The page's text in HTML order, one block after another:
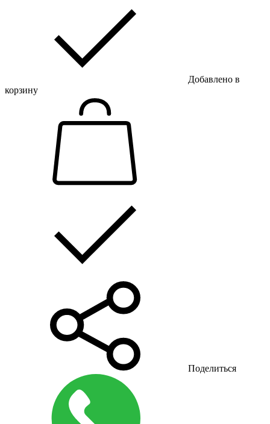
Добавлено в
корзину
Поделиться